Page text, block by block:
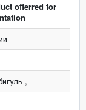
offerred for
,